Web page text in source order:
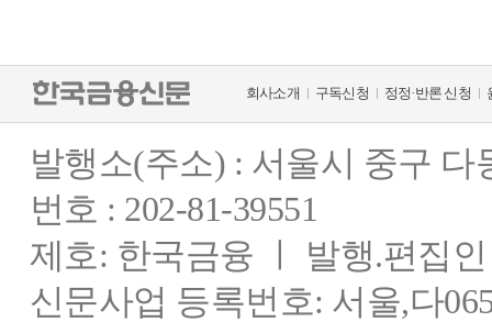
회사소개 구독신청 정정·반론 신청
발행소(주소) : 서울시 중구
번호 : 202-81-39551
제호: 한국금융 ㅣ 발행.편집
신문사업 등록번호: 서울,다